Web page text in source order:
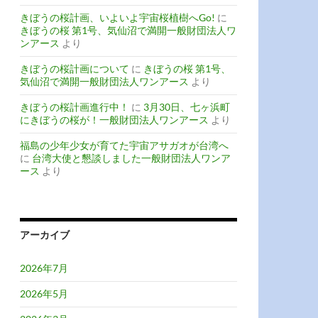
きぼうの桜計画、いよいよ宇宙桜植樹へGo! に
きぼうの桜 第1号、気仙沼で満開一般財団法人ワ
ンアース より
きぼうの桜計画について に きぼうの桜 第1号、
気仙沼で満開一般財団法人ワンアース より
きぼうの桜計画進行中！ に 3月30日、七ヶ浜町
にきぼうの桜が！一般財団法人ワンアース より
福島の少年少女が育てた宇宙アサガオが台湾へ
に 台湾大使と懇談しました一般財団法人ワンア
ース より
アーカイブ
2026年7月
2026年5月